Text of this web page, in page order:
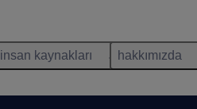
insan kaynakları hakkımızda